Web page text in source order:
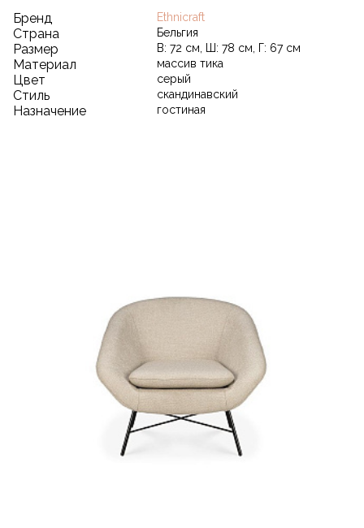
Бренд Ethnicraft
Страна Бельгия
Размер В: 72 см, Ш: 78 см, Г: 67 см
Материал массив тика
Цвет серый
Стиль скандинавский
Назначение гостиная